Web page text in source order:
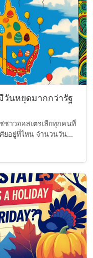
วันหยุดมากกว่ารัฐ
ชาวออสเตรเลียทุกคนที่
อยู่ที่ไหน จำนวนวัน...